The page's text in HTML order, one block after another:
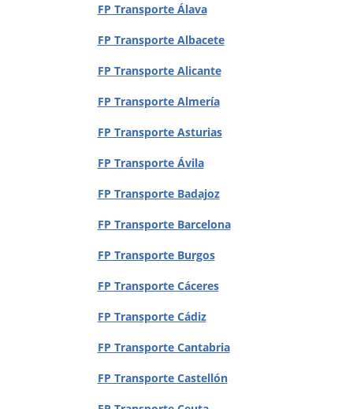
FP Transporte Álava
FP Transporte Albacete
FP Transporte Alicante
FP Transporte Almería
FP Transporte Asturias
FP Transporte Ávila
FP Transporte Badajoz
FP Transporte Barcelona
FP Transporte Burgos
FP Transporte Cáceres
FP Transporte Cádiz
FP Transporte Cantabria
FP Transporte Castellón